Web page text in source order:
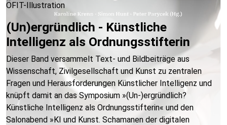
ÖFIT-Illustration
(Un)ergründlich - Künstliche
Intelligenz als Ordnungsstifterin
Dieser Band versammelt Text- und Bildbeiträge aus
Wissenschaft, Zivilgesellschaft und Kunst zu zentralen
Fragen und Herausforderungen Künstlicher Intelligenz und
knüpft damit an das Symposium »(Un-)ergründlich?
Künstliche Intelligenz als Ordnungsstifterin« und den
Salonabend »KI und Kunst. Schamanen der digitalen